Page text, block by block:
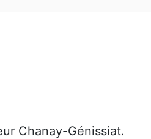
Chanay-Génissiat.